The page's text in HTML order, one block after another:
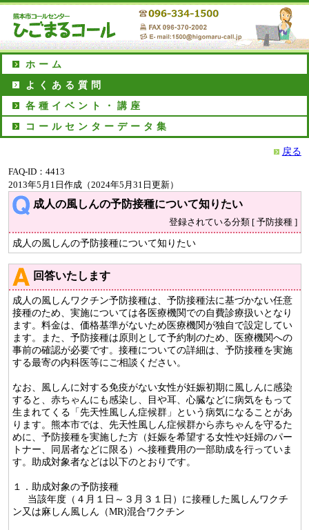
ホーム
よくある質問
各種イベント・講座
コールセンターデータ集
戻る
FAQ-ID：4413
2013年5月1日作成（2024年5月31日更新）
成人の風しんの予防接種について知りたい
登録されている分類 [ 予防接種 ]
成人の風しんの予防接種について知りたい
回答いたします
成人の風しんワクチン予防接種は、予防接種法に基づかない任意
接種のため、実施については各医療機関での自費診療扱いとなり
ます。料金は、価格基準がないため医療機関が独自で設定してい
ます。また、予防接種は原則として予約制のため、医療機関への
事前の確認が必要です。接種についての詳細は、予防接種を実施
する最寄の内科医等にご相談ください。
なお、風しんに対する免疫がない女性が妊娠初期に風しんに感染
すると、赤ちゃんにも感染し、目や耳、心臓などに病気をもって
生まれてくる「先天性風しん症候群」という病気になることがあ
ります。熊本市では、先天性風しん症候群から赤ちゃんを守るた
めに、予防接種を実施した方（妊娠を希望する女性や妊婦のパー
トナー、同居者などに限る）へ接種費用の一部助成を行っていま
す。助成対象者などは以下のとおりです。
１．助成対象の予防接種
当該年度（４月１日～３月３１日）に接種した風しんワクチ
ン又は麻しん風しん（MR)混合ワクチン